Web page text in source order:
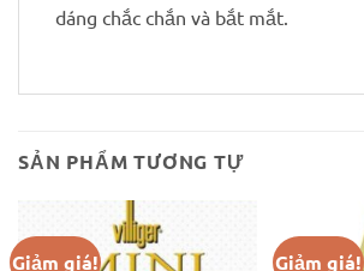
dáng chắc chắn và bắt mắt.
SẢN PHẨM TƯƠNG TỰ
Giảm giá! Giảm giá!